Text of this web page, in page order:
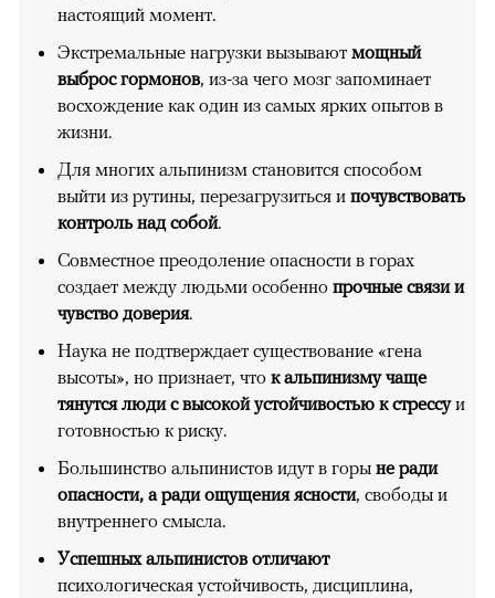
настоящий момент.
Экстремальные нагрузки вызывают мощный
выброс гормонов, из-за чего мозг запоминает
восхождение как один из самых ярких опытов в
жизни.
Для многих альпинизм становится способом
выйти из рутины, перезагрузиться и почувствовать
контроль над собой.
Совместное преодоление опасности в горах
создает между людьми особенно прочные связи и
чувство доверия.
Наука не подтверждает существование «гена
высоты», но признает, что к альпинизму чаще
тянутся люди с высокой устойчивостью к стрессуи
готовностью к риску.
Большинство альпинистов идут в горы не ради
опасности, а ради ощущения ясности, свободы и
внутреннего смысла.
Успешных альпинистов отличают
психологическая устойчивость, дисциплина,